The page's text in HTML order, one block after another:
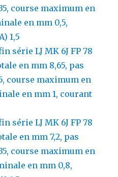
course maximum en
en mm 0,5,
1,5
série LJ MK 6J FP 78
en mm 8,65, pas
course maximum en
en mm 1, courant
série LJ MK 6J FP 78
en mm 7,2, pas
course maximum en
en mm 0,8,